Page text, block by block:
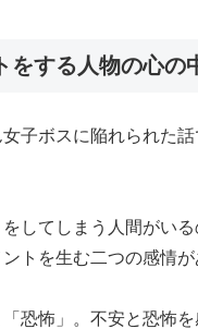
をする人物の心の
子ボスに陥れられた
してしまう人間がい
トを生む二つの感情が
恐怖」。不安と恐怖